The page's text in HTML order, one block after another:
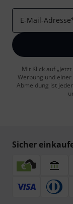
E-Mail-Adresse
Mit Klick auf
Werbung und
Abmeldung ist
Sicher